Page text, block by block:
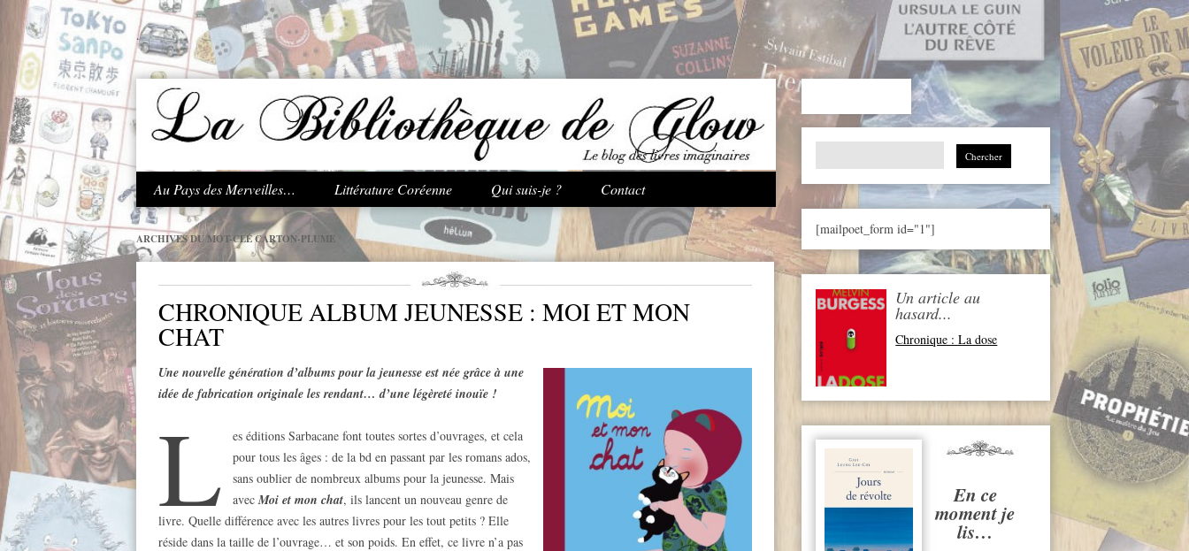
.
Aller au contenu principal
Au Pays des Merveilles… Littérature Coréenne Qui suis-je ? Contact
Search
[mailpoet_form id="1"]
Un article au
hasard...
Chronique : La dose
En ce
moment je
lis…
ARCHIVES DU MOT-CLÉCARTON-PLUME
CHRONIQUE ALBUM JEUNESSE : MOI ET MON
CHAT
Une nouvelle génération d’albums pour la jeunesse est née grâce à une
idée de fabrication originale les rendant… d’une légèreté inouïe !
L
es éditions Sarbacane font toutes sortes d’ouvrages, et cela
pour tous les âges : de la bd en passant par les romans ados,
sans oublier de nombreux albums pour la jeunesse. Mais
avecMoi et mon chat, ils lancent un nouveau genre de
livre. Quelle différence avec les autres livres pour les tout petits ? Elle
réside dans la taille de l’ouvrage… et son poids. En effet, ce livre n’a pas